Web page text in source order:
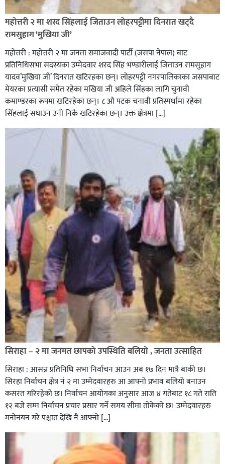
रेडक्रस सिराहा द्वारा सम्मानित
सिराहाको औरहीमा जेन-जी भेला सम्पन्न
महोत्तरी २ मा शरद सिंहलाई जिताउन लोहरपट्टीमा दिनरात खट्दै
रामसुहाग ‘मुखिया जी’
महोत्तरी : महोत्तरी २ मा जनता समाजवादी पार्टी (जसपा नेपाल) बाट
प्रतिनिधिसभा सदस्यका उम्मेदवार शरद सिंह भण्डारीलाई जिताउन रामसुहाग
यादव’मुखिया जी’ दिनरात खटिरहका छन्। लोहरपट्टी नगरपालिकाका जसपाबाट
मेयरका प्रत्यासी समेत रहेका मखिया जी अहिले सिंहका लागि चुनावी
कमाण्डरका रूपमा खटिरहेका छन्। ८ औ पटक चनावी प्रतिस्पर्धामा रहेका
सिंहलाई सघाउन उनी निकै खटिरहेका छन्। उक्त क्षेत्रमा […]
सिराहा – २ मा जनमत छापको उपस्थिति बलियो , जनता उत्साहित
सिराहा : आसन्न प्रतिनिधि सभा निर्वाचन आउन अब १७ दिन मात्रै बाकी छ।
सिरहा निर्वाचन क्षेत्र नं २ मा उम्मेदवारहरु आ आफ्नो प्रभाव बलियो बनाउन
कसरत गरिरहेको छ। निर्वाचन आयोगका अनुसार आज ४ गतेबाट १८ गते राति
१२ बजे सम्म निर्वाचन प्रचार प्रसार गर्ने समय सीमा तोकेको छ। उम्मेदवारहरु
मनोनयन गरे पश्चात देखि नै आफ्नो […]